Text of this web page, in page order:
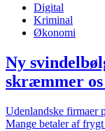
Digital
Kriminal
Økonomi
Ny
skræmmer
Udenlandske firmaer
Mange betaler af